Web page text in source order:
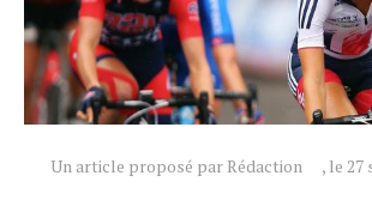
Un article proposé par Rédaction , le 27